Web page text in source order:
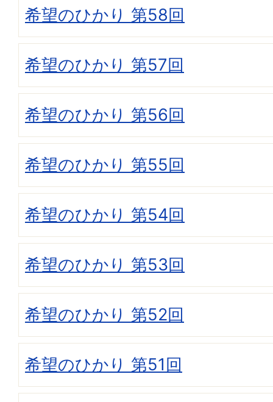
希望のひかり 第58回
希望のひかり 第57回
希望のひかり 第56回
希望のひかり 第55回
希望のひかり 第54回
希望のひかり 第53回
希望のひかり 第52回
希望のひかり 第51回